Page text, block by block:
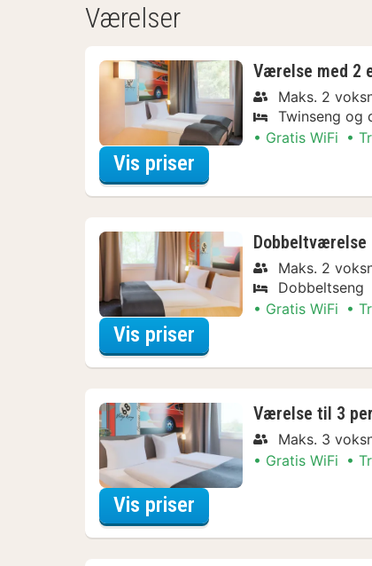
Værelser
Værelse med 2
Maks. 2
Twinseng og
Gratis WiFi
Vis priser
Dobbeltværelse
Maks. 2
Dobbeltseng
Gratis WiFi
Vis priser
Værelse til 3
Maks. 3
Gratis WiFi
Vis priser